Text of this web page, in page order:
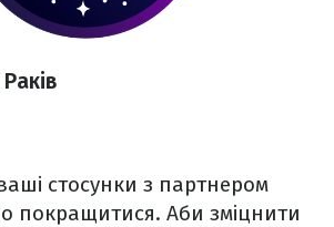
стосунки з партнером
покращитися. Аби зміцнити